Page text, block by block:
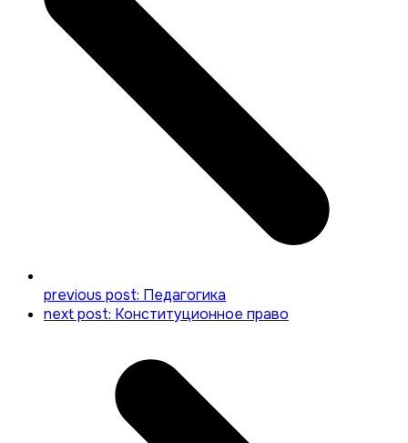
previous post: Педагогика
next post: Конституционное право